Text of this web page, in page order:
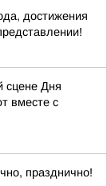
достижения
Дня
вместе с
празднично!